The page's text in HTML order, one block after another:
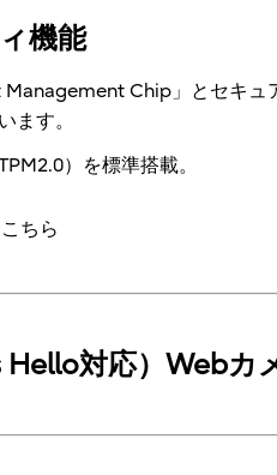
機能
Chip」とセキュ
ます。
）を標準搭載。
ちら
対応）Webカ